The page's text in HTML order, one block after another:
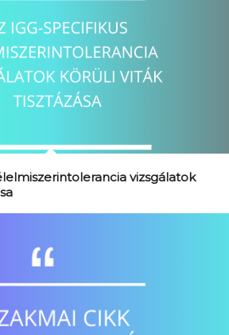
vizsgálatok